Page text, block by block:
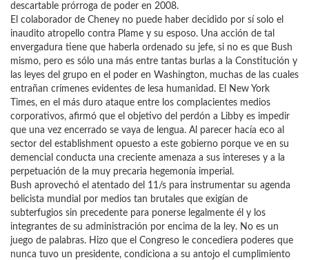
descartable prórroga de poder en 2008.
El colaborador de Cheney no puede haber decidido por sí solo el
inaudito atropello contra Plame y su esposo. Una acción de tal
envergadura tiene que haberla ordenado su jefe, si no es que Bush
mismo, pero es sólo una más entre tantas burlas a la Constitución y
las leyes del grupo en el poder en Washington, muchas de las cuales
entrañan crímenes evidentes de lesa humanidad. El New York
Times, en el más duro ataque entre los complacientes medios
corporativos, afirmó que el objetivo del perdón a Libby es impedir
que una vez encerrado se vaya de lengua. Al parecer hacía eco al
sector del establishment opuesto a este gobierno porque ve en su
demencial conducta una creciente amenaza a sus intereses y a la
perpetuación de la muy precaria hegemonía imperial.
Bush aprovechó el atentado del 11/s para instrumentar su agenda
belicista mundial por medios tan brutales que exigían de
subterfugios sin precedente para ponerse legalmente él y los
integrantes de su administración por encima de la ley. No es un
juego de palabras. Hizo que el Congreso le concediera poderes que
nunca tuvo un presidente, condiciona a su antojo el cumplimiento